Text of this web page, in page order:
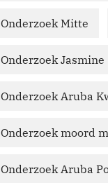
Onderzoek Mitte
Onderzoek Jasmine
Onderzoek Aruba
Onderzoek moord
Onderzoek Aruba